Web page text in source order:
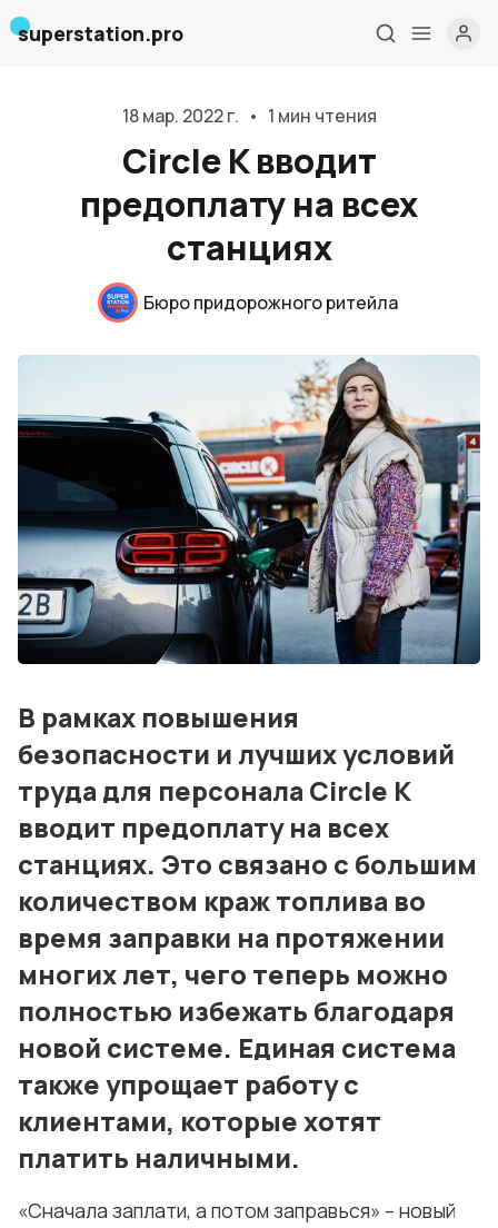
Дизайн и проектирование
Консалтинг и обучение
Блог
События
Контакты
Лучшие АЗС мира
Видео
Подписка
Условия использования материалов
Политика конфиденциальности и cookie
superstation.pro
18 мар. 2022 г. • 1 мин чтения
Circle K вводит
предоплату на всех
станциях
Бюро придорожного ритейла
В рамках повышения
безопасности и лучших условий
труда для персонала Circle K
вводит предоплату на всех
станциях. Это связано с большим
количеством краж топлива во
время заправки на протяжении
многих лет, чего теперь можно
полностью избежать благодаря
новой системе. Единая система
также упрощает работу с
клиентами, которые хотят
платить наличными.
«Сначала заплати, а потом заправься» – новый